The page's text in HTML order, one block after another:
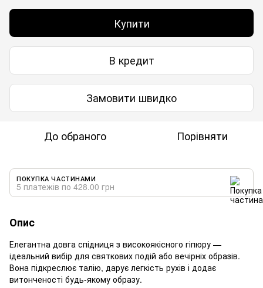
Купити
В кредит
Замовити швидко
До обраного Порівняти
ПОКУПКА ЧАСТИНАМИ
5 платежів по 428.00 грн
Опис
Елегантна довга спідниця з високоякісного гіпюру —
ідеальний вибір для святкових подій або вечірніх образів.
Вона підкреслює талію, дарує легкість рухів і додає
витонченості будь-якому образу.